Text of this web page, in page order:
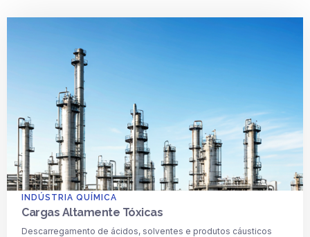
INDÚSTRIA QUÍMICA
Cargas Altamente Tóxicas
Descarregamento de ácidos, solventes e produtos cáusticos